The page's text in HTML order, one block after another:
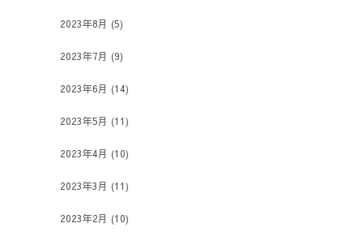
2023年8月 (5)
2023年7月 (9)
2023年6月 (14)
2023年5月 (11)
2023年4月 (10)
2023年3月 (11)
2023年2月 (10)